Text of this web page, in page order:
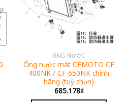
ỐNG NƯỚC
Ống nước mát CFMOTO CF
400NK / CF 650NK chính
hãng (tuỳ chọn)
685.178₫